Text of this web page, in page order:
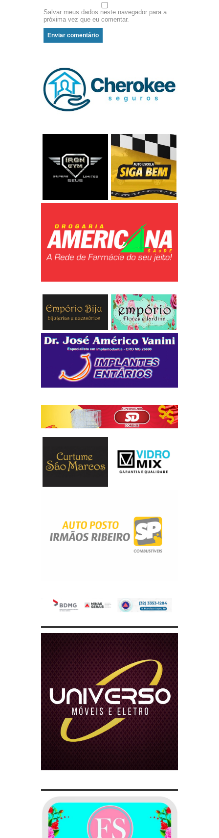
Salvar meus dados neste navegador para a
próxima vez que eu comentar.